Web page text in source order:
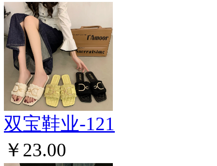
双宝鞋业-121
￥23.00